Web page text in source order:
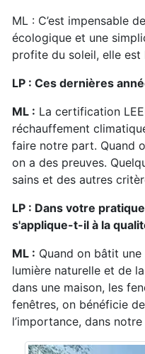
ML : C’est impensable
écologique et une
profite du soleil, elle
LP : Ces dernières
ML : La certification
réchauffement
faire notre part. Quand
on a des preuves.
sains et des autres
LP : Dans votre
s'applique-t-il à la
ML : Quand on bâtit
lumière naturelle et de
dans une maison, les
fenêtres, on bénéficie
l’importance, dans